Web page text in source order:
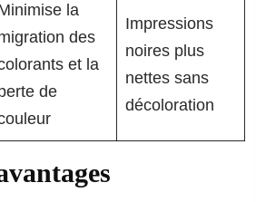
la
des
et la
de
Impressions
noires plus
nettes sans
décoloration